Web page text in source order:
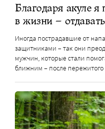
Благодаря акуле я
в жизни – отдавать
Иногда пострадавшие от
защитниками – так они
мужчин, которые стали
ближним – после